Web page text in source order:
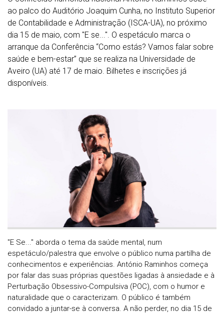
ao palco do Auditório Joaquim Cunha, no Instituto Superior
de Contabilidade e Administração (ISCA-UA), no próximo
dia 15 de maio, com "E se...". O espetáculo marca o
arranque da Conferência “Como estás? Vamos falar sobre
saúde e bem-estar” que se realiza na Universidade de
Aveiro (UA) até 17 de maio. Bilhetes e inscrições já
disponíveis.
"E Se..." aborda o tema da saúde mental, num
espetáculo/palestra que envolve o público numa partilha de
conhecimentos e experiências. António Raminhos começa
por falar das suas próprias questões ligadas à ansiedade e à
Perturbação Obsessivo-Compulsiva (POC), com o humor e
naturalidade que o caracterizam. O público é também
convidado a juntar-se à conversa. A não perder, no dia 15 de